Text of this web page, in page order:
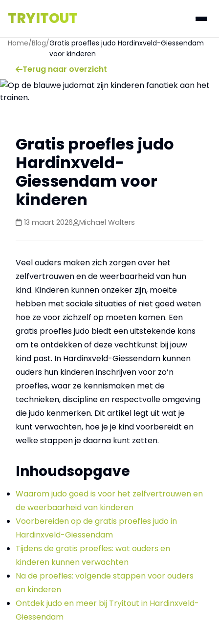
TRYITOUT
Home/Blog/Gratis proefles judo Hardinxveld-Giessendam
voor kinderen
Terug naar overzicht
Gratis proefles judo
Hardinxveld-
Giessendam voor
kinderen
13 maart 2026 Michael Walters
Veel ouders maken zich zorgen over het
zelfvertrouwen en de weerbaarheid van hun
kind. Kinderen kunnen onzeker zijn, moeite
hebben met sociale situaties of niet goed weten
hoe ze voor zichzelf op moeten komen. Een
gratis proefles judo biedt een uitstekende kans
om te ontdekken of deze vechtkunst bij jouw
kind past. In Hardinxveld-Giessendam kunnen
ouders hun kinderen inschrijven voor zo’n
proefles, waar ze kennismaken met de
technieken, discipline en respectvolle omgeving
die judo kenmerken. Dit artikel legt uit wat je
kunt verwachten, hoe je je kind voorbereidt en
welke stappen je daarna kunt zetten.
Inhoudsopgave
Waarom judo goed is voor het zelfvertrouwen en
de weerbaarheid van kinderen
Voorbereiden op de gratis proefles judo in
Hardinxveld-Giessendam
Tijdens de gratis proefles: wat ouders en
kinderen kunnen verwachten
Na de proefles: volgende stappen voor ouders
en kinderen
Ontdek judo en meer bij Tryitout in Hardinxveld-
Giessendam